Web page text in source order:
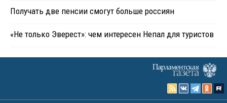
Получать две пенсии смогут больше россиян
«Не только Эверест»: чем интересен Непал для туристов